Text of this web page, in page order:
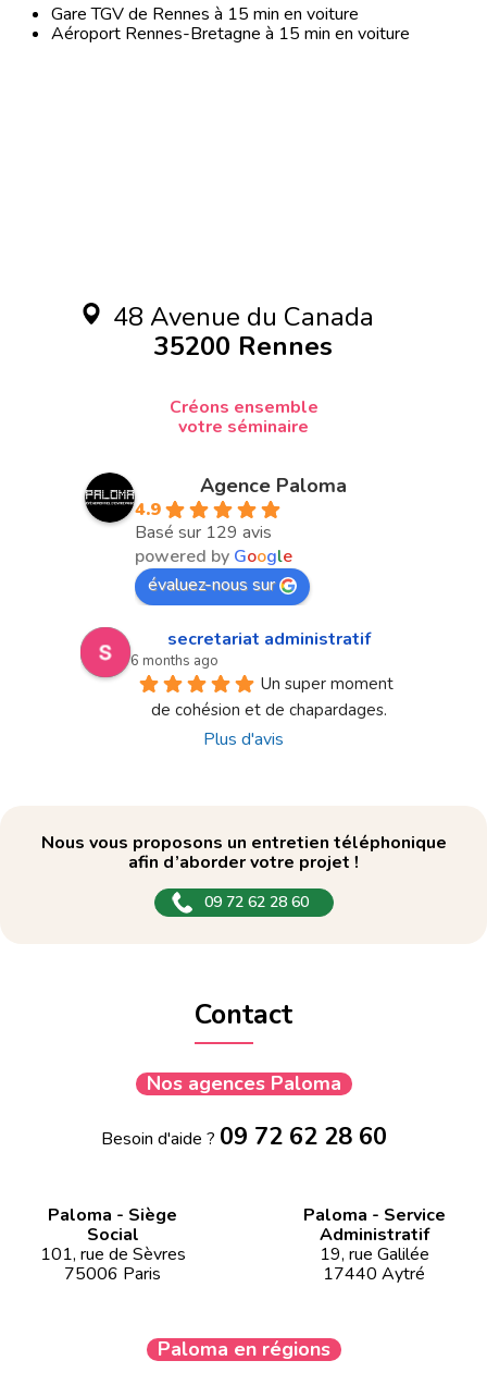
Gare TGV de Rennes à 15 min en voiture
Aéroport Rennes-Bretagne à 15 min en voiture
48 Avenue du Canada
35200 Rennes
Créons ensemble
votre séminaire
Agence Paloma
4.9
Basé sur 129 avis
powered by Google
évaluez-nous sur
secretariat administratif
6 months ago
Un super moment
de cohésion et de chapardages.
Plus d'avis
Nous vous proposons un entretien téléphonique
afin d’aborder votre projet !
09 72 62 28 60
Contact
Nos agences Paloma
Besoin d'aide ? 09 72 62 28 60
Paloma - Siège
Social
101, rue de Sèvres
75006 Paris
Paloma - Service
Administratif
19, rue Galilée
17440 Aytré
Paloma en régions